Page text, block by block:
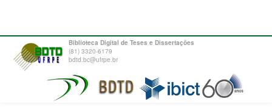
Biblioteca Digital de Teses e Dissertações
(81) 3320-6179
bdtd.bc@ufrpe.br